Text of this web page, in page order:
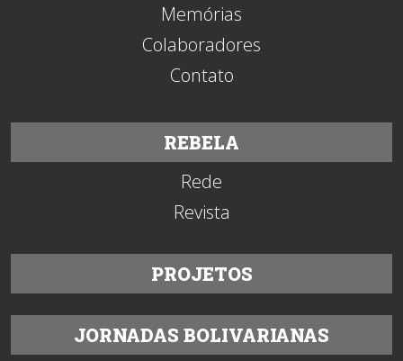
Memórias
Colaboradores
Contato
REBELA
Rede
Revista
PROJETOS
JORNADAS BOLIVARIANAS